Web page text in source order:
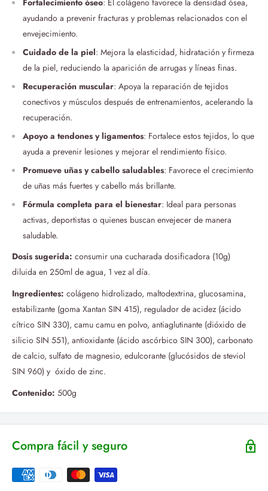
ayudando a prevenir fracturas y problemas relacionados con el
envejecimiento.
Cuidado de la piel: Mejora la elasticidad, hidratación y firmeza
de la piel, reduciendo la aparición de arrugas y líneas finas.
Recuperación muscular: Apoya la reparación de tejidos
conectivos y músculos después de entrenamientos, acelerando la
recuperación.
Apoyo a tendones y ligamentos: Fortalece estos tejidos, lo que
ayuda a prevenir lesiones y mejorar el rendimiento físico.
Promueve uñas y cabello saludables: Favorece el crecimiento
de uñas más fuertes y cabello más brillante.
Fórmula completa para el bienestar: Ideal para personas
activas, deportistas o quienes buscan envejecer de manera
saludable.
Dosis sugerida: consumir una cucharada dosificadora (10g)
diluida en 250ml de agua, 1 vez al día.
Ingredientes: colágeno hidrolizado, maltodextrina, glucosamina,
estabilizante (goma Xantan SIN 415), regulador de acidez (ácido
cítrico SIN 330), camu camu en polvo, antiaglutinante (dióxido de
silicio SIN 551), antioxidante (ácido ascórbico SIN 300), carbonato
de calcio, sulfato de magnesio, edulcorante (glucósidos de steviol
SIN 960) y óxido de zinc.
Contenido: 500g
Compra fácil y seguro